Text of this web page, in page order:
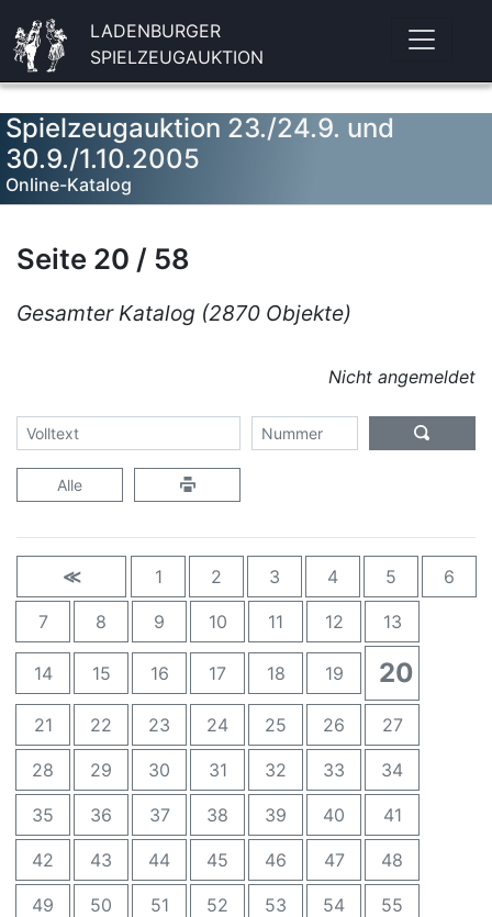
LADENBURGER
SPIELZEUGAUKTION
Spielzeugauktion 23./24.9. und
30.9./1.10.2005
Online-Katalog
Seite 20 / 58
Gesamter Katalog (2870 Objekte)
Nicht angemeldet
Alle
≪ 1 2 3 4 5 6
7 8 9 10 11 12 13
14 15 16 17 18 19 20
21 22 23 24 25 26 27
28 29 30 31 32 33 34
35 36 37 38 39 40 41
42 43 44 45 46 47 48
49 50 51 52 53 54 55